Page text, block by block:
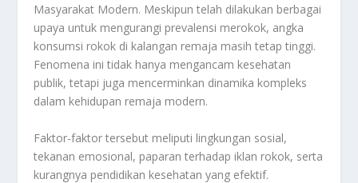
Masyarakat Modern. Meskipun telah dilakukan berbagai
upaya untuk mengurangi prevalensi merokok, angka
konsumsi rokok di kalangan remaja masih tetap tinggi.
Fenomena ini tidak hanya mengancam kesehatan
publik, tetapi juga mencerminkan dinamika kompleks
dalam kehidupan remaja modern.
Faktor-faktor tersebut meliputi lingkungan sosial,
tekanan emosional, paparan terhadap iklan rokok, serta
kurangnya pendidikan kesehatan yang efektif.